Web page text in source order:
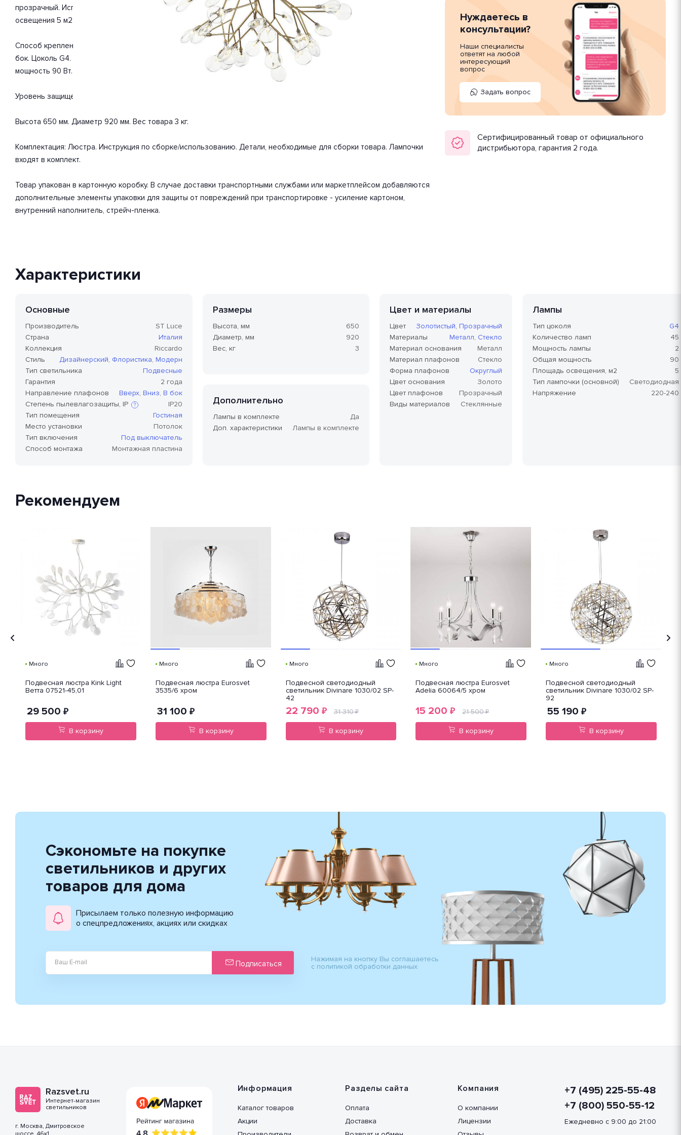
прозрачный. Используемые материалы: металл, стекло. С учетом технических характеристик мощности хватит для
освещения 5 м2.
Способ крепления: монтажная пластина. Дизайн и форма плафона округлый. Направление плафонов вверх, вниз, в
бок. Цоколь G4. Вид ламп: светодиодная. Количество ламп 45 шт. Мощность одной лампы составляет 2 Вт. Общая
мощность 90 Вт. Напряжение 220-240 Вольт.
Уровень защищенности от влаги и пыли IP20. Расширенная гарантия на товар 2 года.
Высота 650 мм. Диаметр 920 мм. Вес товара 3 кг.
Комплектация: Люстра. Инструкция по сборке/использованию. Детали, необходимые для сборки товара. Лампочки
входят в комплект.
Товар упакован в картонную коробку. В случае доставки транспортными службами или маркетплейсом добавляются
дополнительные элементы упаковки для защиты от повреждений при транспортировке - усиление картоном,
внутренний наполнитель, стрейч-пленка.
Нуждаетесь в
консультации?
Наши специалисты
ответят на любой
интересующий
вопрос
Задать вопрос
Сертифицированный товар от официального
дистрибьютора, гарантия 2 года.
Характеристики
Основные
Производитель
ST Luce
Страна
Италия
Коллекция
Riccardo
Стиль
Дизайнерский, Флористика, Модерн
Тип светильника
Подвесные
Гарантия
2 года
Направление плафонов
Вверх, Вниз, В бок
Степень пылевлагозащиты, IP
Степень защиты по стандарту IP,
или степень защиты оболочки
по классификации Ingress
защиты внешней оболочки
устройства от попадания внутрь
IP20
Тип помещения
Гостиная
Место установки
Потолок
Тип включения
Под выключатель
Способ монтажа
Монтажная пластина
Размеры
Высота, мм
650
Диаметр, мм
920
Вес, кг
3
Дополнительно
Лампы в комплекте
Да
Доп. характеристики
Лампы в комплекте
Цвет и материалы
Цвет Золотистый, Прозрачный
Материалы
Металл, Стекло
Материал основания
Металл
Материал плафонов
Стекло
Форма плафонов
Округлый
Цвет основания
Золото
Цвет плафонов
Прозрачный
Виды материалов
Стеклянные
Лампы
Тип цоколя
G4
Количество ламп
45
Мощность лампы
2
Общая мощность
90
Площадь освещения, м2
5
Тип лампочки (основной)
Светодиодная
Напряжение
220-240
Рекомендуем
Много
Подвесная люстра Kink Light
Ветта 07521-45,01
29 500 ₽
В корзину
Много
Подвесная люстра Eurosvet
3535/6 хром
31 100 ₽
В корзину
Много
Подвесной светодиодный
светильник Divinare 1030/02 SP-
42
22 790 ₽ 31 310₽
В корзину
Много
Подвесная люстра Eurosvet
Adelia 60064/5 хром
15 200 ₽ 21 500₽
В корзину
Много
Подвесной светодиодный
светильник Divinare 1030/02 SP-
92
55 190 ₽
В корзину
Сэкономьте на покупке
светильников и других
товаров для дома
Присылаем только полезную информацию
о спецпредложениях, акциях или скидках
Подписаться
Нажимая на кнопку Вы соглашаетесь
с политикой обработки данных
Razsvet.ru
Интернет-магазин
светильников
г. Москва, Дмитровское
Информация
Каталог товаров
Акции
Разделы сайта
Оплата
Доставка
Компания
О компании
Лицензии
+7 (495) 225-55-48
+7 (800) 550-55-12
Ежедневно с 9:00 до 21:00